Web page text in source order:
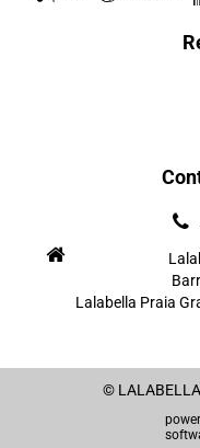
Lalabella Praia
©